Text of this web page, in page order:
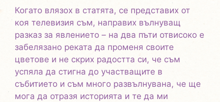
Когато влязох в статята, се представих от
коя телевизия съм, направих вълнуващ
разказ за явлението – на два пъти отвисоко е
забелязано реката да променя своите
цветове и не скрих радостта си, че съм
успяла да стигна до участващите в
събитието и съм много развълнувана, че ще
мога да отразя историята и те да ми